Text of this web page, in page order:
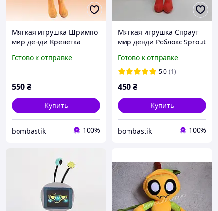
Мягкая игрушка Шримпо
мир денди Креветка
Roblox
Готово к отправке
550₴
Купить
bombastik 100%
Мягкая игрушка Спраут
мир денди Роблокс Sprout
Готово к отправке
5.0 (1)
450₴
Купить
bombastik 100%